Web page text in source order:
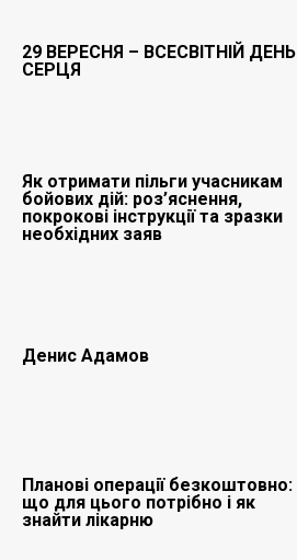
29 ВЕРЕСНЯ – ВСЕСВІТНІЙ ДЕНЬ
СЕРЦЯ
Як отримати пільги учасникам
бойових дій: роз’яснення,
покрокові інструкції та зразки
необхідних заяв
Денис Адамов
Планові операції безкоштовно:
що для цього потрібно і як
знайти лікарню